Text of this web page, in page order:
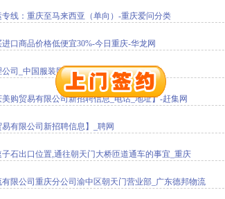
线：重庆至马来西亚（单向）-重庆爱问分类
口商品价格低便宜30%-今日重庆-华龙网
司_中国服装网
美购贸易有限公司新招聘信息_电话_地址】-赶集网
易有限公司新招聘信息】_聘网
石出口位置,通往朝天门大桥匝道通车的事宜_重庆
有限公司重庆分公司渝中区朝天门营业部_广东德邦物流